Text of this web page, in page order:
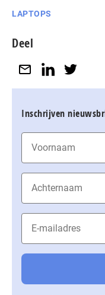
LAPTOPS
Deel
Inschrijven